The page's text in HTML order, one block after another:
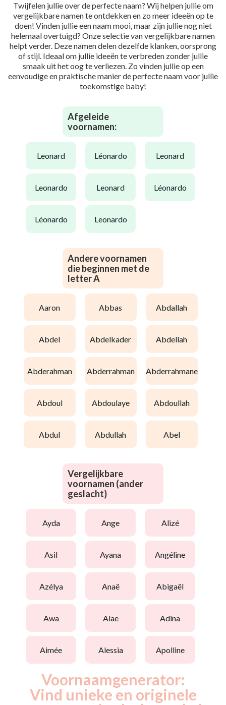
Twijfelen jullie over de perfecte naam? Wij helpen jullie om
vergelijkbare namen te ontdekken en zo meer ideeën op te
doen! Vinden jullie een naam mooi, maar zijn jullie nog niet
helemaal overtuigd? Onze selectie van vergelijkbare namen
helpt verder. Deze namen delen dezelfde klanken, oorsprong
of stijl. Ideaal om jullie ideeën te verbreden zonder jullie
smaak uit het oog te verliezen. Zo vinden jullie op een
eenvoudige en praktische manier de perfecte naam voor jullie
toekomstige baby!
Afgeleide
voornamen:
leonard léonardo leonard
leonardo leonard léonardo
léonardo leonardo
Andere voornamen
die beginnen met de
letter A
aaron abbas abdallah
abdel abdelkader abdellah
abderahman abderrahman abderrahmane
abdoul abdoulaye abdoullah
abdul abdullah abel
Vergelijkbare
voornamen (ander
geslacht)
ayda ange alizé
asil ayana angéline
azélya anaë abigaël
awa alae adina
aimée alessia apolline
Voornaamgenerator:
Vind unieke en originele